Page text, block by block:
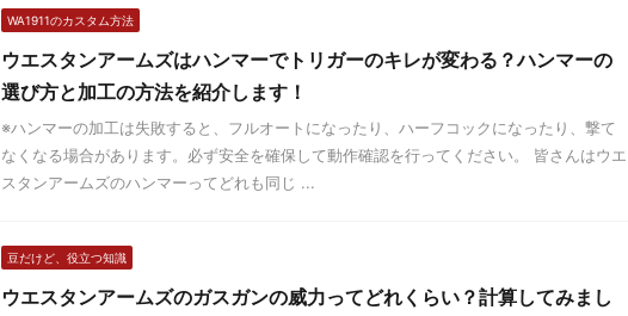
WA1911のカスタム方法
ウエスタンアームズはハンマーでトリガーのキレが変わる？ハンマーの
選び方と加工の方法を紹介します！
※ハンマーの加工は失敗すると、フルオートになったり、ハーフコックになったり、撃て
なくなる場合があります。必ず安全を確保して動作確認を行ってください。 皆さんはウエ
スタンアームズのハンマーってどれも同じ ...
豆だけど、役立つ知識
ウエスタンアームズのガスガンの威力ってどれくらい？計算してみまし